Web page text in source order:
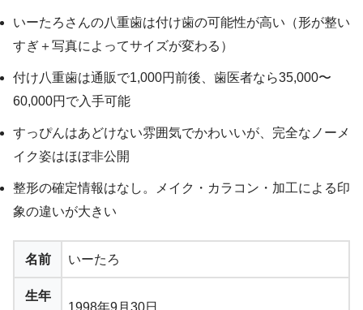
いーたろさんの八重歯は付け歯の可能性が高い（形が整い
すぎ＋写真によってサイズが変わる）
付け八重歯は通販で1,000円前後、歯医者なら35,000〜
60,000円で入手可能
すっぴんはあどけない雰囲気でかわいいが、完全なノーメ
イク姿はほぼ非公開
整形の確定情報はなし。メイク・カラコン・加工による印
象の違いが大きい
名前 いーたろ
生年
1998年9月30日